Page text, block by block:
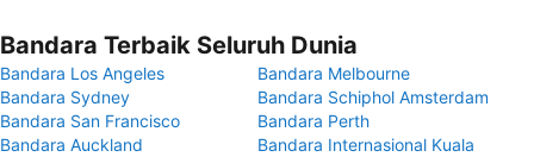
Bandara Terbaik Seluruh Dunia
Bandara Los Angeles
Bandara Melbourne
Bandara Sydney
Bandara Schiphol Amsterdam
Bandara San Francisco
Bandara Perth
Bandara Auckland
Bandara Internasional Kuala